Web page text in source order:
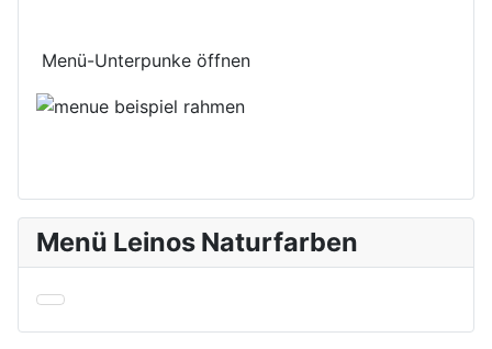
Menü-Unterpunke öffnen
Menü Leinos Naturfarben